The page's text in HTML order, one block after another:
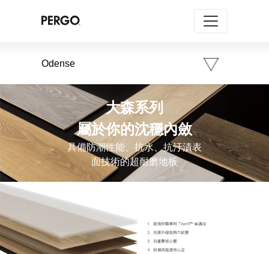
Odense
大森系列
屬於你的沈穩內斂
具備防潮性能、抗水、抗汙漬表
面技術的超耐磨地板